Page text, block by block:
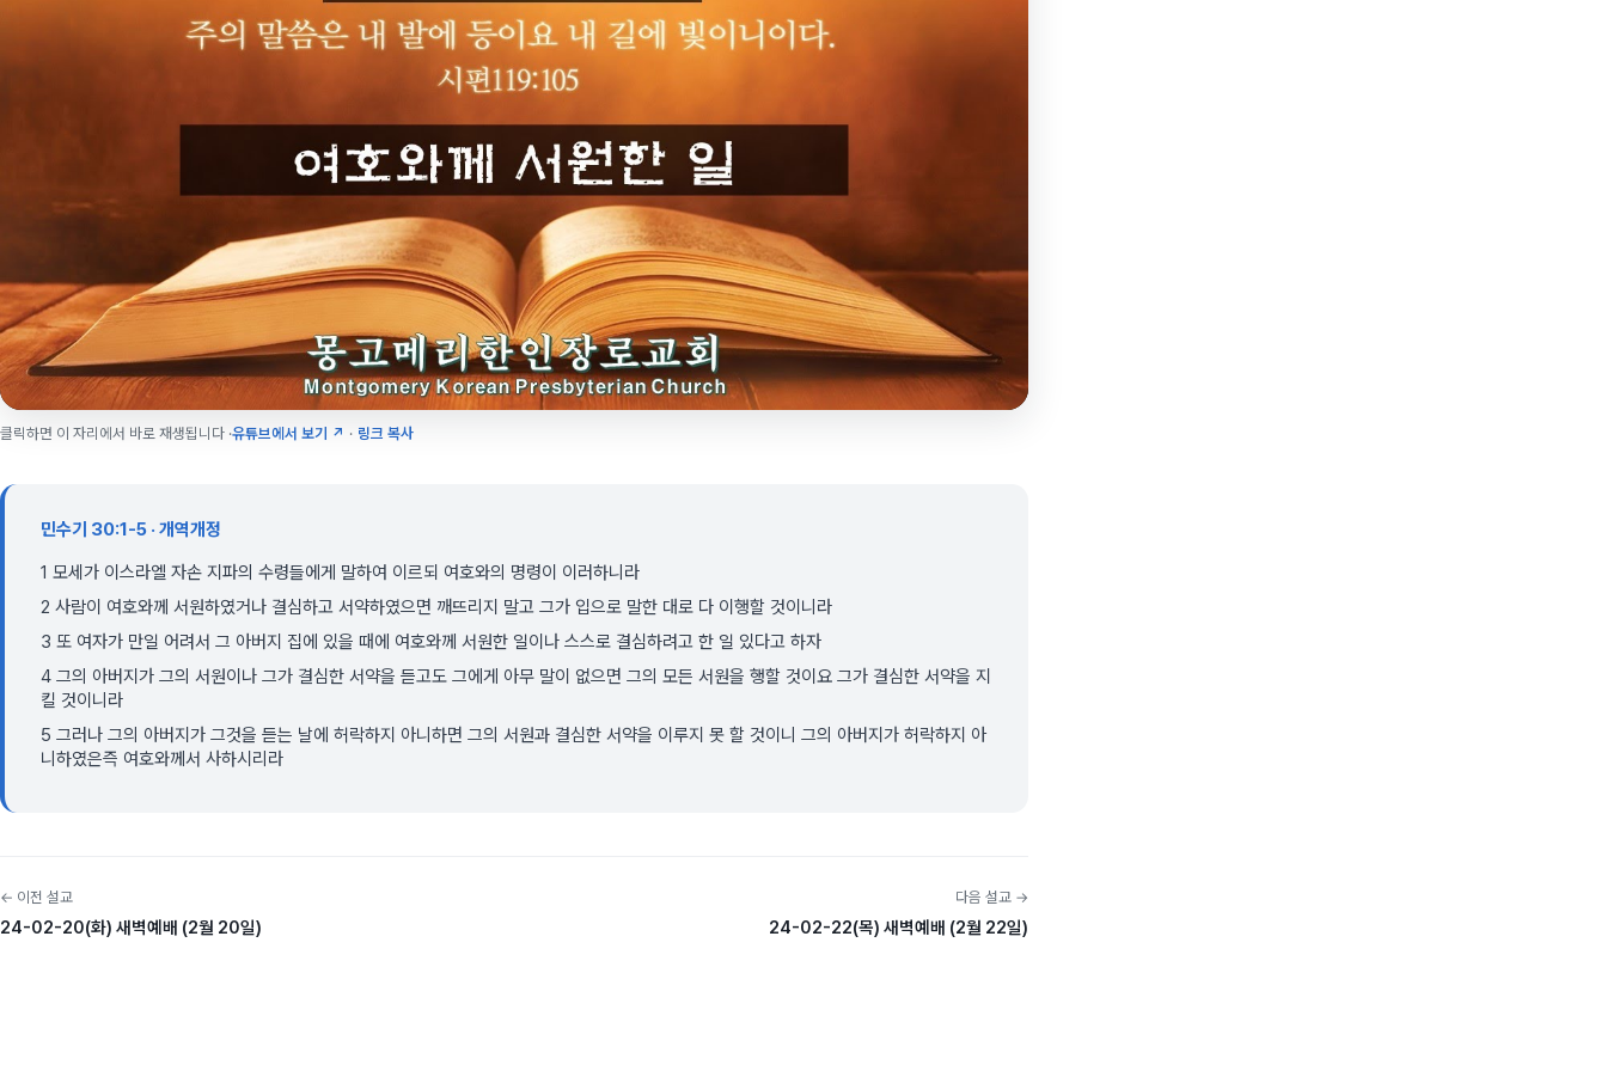
클릭하면 이 자리에서 바로 재생됩니다 ·유튜브에서 보기 ↗ · 링크 복사
민수기 30:1-5 · 개역개정
1 모세가 이스라엘 자손 지파의 수령들에게 말하여 이르되 여호와의 명령이 이러하니라
2 사람이 여호와께 서원하였거나 결심하고 서약하였으면 깨뜨리지 말고 그가 입으로 말한 대로 다 이행할 것이니라
3 또 여자가 만일 어려서 그 아버지 집에 있을 때에 여호와께 서원한 일이나 스스로 결심하려고 한 일 있다고 하자
4 그의 아버지가 그의 서원이나 그가 결심한 서약을 듣고도 그에게 아무 말이 없으면 그의 모든 서원을 행할 것이요 그가 결심한 서약을 지
킬 것이니라
5 그러나 그의 아버지가 그것을 듣는 날에 허락하지 아니하면 그의 서원과 결심한 서약을 이루지 못 할 것이니 그의 아버지가 허락하지 아
니하였은즉 여호와께서 사하시리라
← 이전 설교
24-02-20(화) 새벽예배 (2월 20일)
다음 설교 →
24-02-22(목) 새벽예배 (2월 22일)